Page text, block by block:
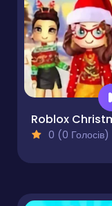
0 (0 Голосів)